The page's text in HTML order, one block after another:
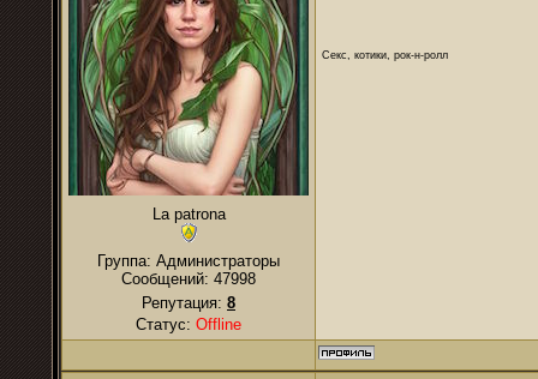
La patrona
Группа: Администраторы
Сообщений: 47998
Репутация: 8
Статус: Offline
Секс, котики, рок-н-ролл